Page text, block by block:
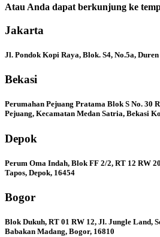
Atau Anda dapat berkunjung ke
Jakarta
Jl. Pondok Kopi Raya, Blok. S4, No.5a,
Bekasi
Perumahan Pejuang Pratama Blok S No. 30
Pejuang, Kecamatan Medan Satria, Bekasi
Depok
Perum Oma Indah, Blok FF 2/2, RT 12 RW
Tapos, Depok, 16454
Bogor
Blok Dukuh, RT 01 RW 12, Jl. Jungle Land,
Babakan Madang, Bogor, 16810